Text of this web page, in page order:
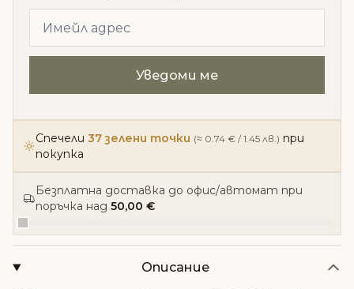
Спечели 37 зелени точки (≈ 0.74 € / 1.45 лв.) при
покупка
Безплатна доставка до офис/автомат при
поръчка над 50,00 €
Описание